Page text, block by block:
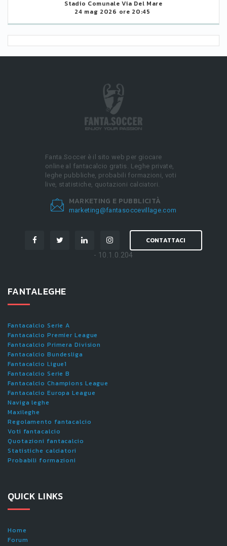
Stadio Comunale Via Del Mare
24 mag 2026 ore 20:45
Fanta.Soccer è il sito web per giocare
online al fantacalcio gratis. Leghe private,
leghe pubbliche, probabili formazioni, voti
live, statistiche, quotazioni calciatori.
MARKETING E PUBBLICITÀ
marketing@fantasoccevillage.com
CONTATTACI
- 10.1.0.204
FANTALEGHE
Fantacalcio Serie A
Fantacalcio Premier League
Fantacalcio Primera Division
Fantacalcio Bundesliga
Fantacalcio Ligue1
Fantacalcio Serie B
Fantacalcio Champions League
Fantacalcio Europa League
Naviga leghe
Maxileghe
Regolamento fantacalcio
Voti fantacalcio
Quotazioni fantacalcio
Statistiche calciatori
Probabili formazioni
QUICK LINKS
Home
Forum